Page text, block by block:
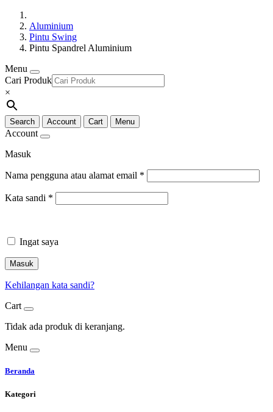
Aluminium
Pintu Swing
Pintu Spandrel Aluminium
Menu
Cari Produk
×
Search Account Cart Menu
Account
Masuk
Nama pengguna atau alamat email *
Kata sandi *
Ingat saya
Masuk
Kehilangan kata sandi?
Cart
Tidak ada produk di keranjang.
Menu
Beranda
Kategori